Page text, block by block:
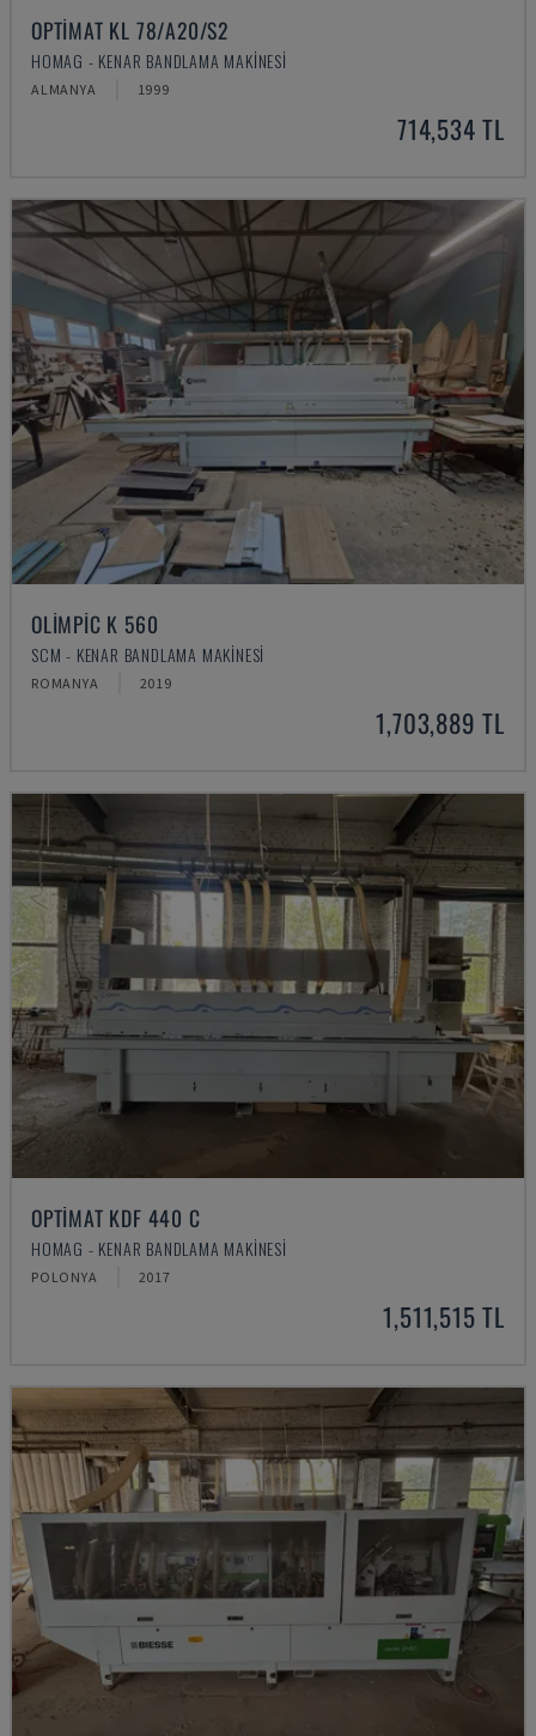
OPTIMAT KL 78/A20/S2
HOMAG - KENAR BANDLAMA MAKINESI
ALMANYA 1999
714,534 TL
OLIMPIC K 560
SCM - KENAR BANDLAMA MAKINESI
ROMANYA 2019
1,703,889 TL
OPTIMAT KDF 440 C
HOMAG - KENAR BANDLAMA MAKINESI
POLONYA 2017
1,511,515 TL